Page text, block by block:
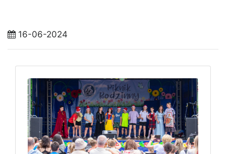
16-06-2024